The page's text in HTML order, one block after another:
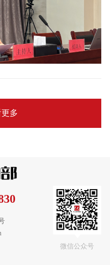
作指导，为培训活动的专
础。培训会上，裴志军所
转型条件下的税费征管强
多
微信公众号